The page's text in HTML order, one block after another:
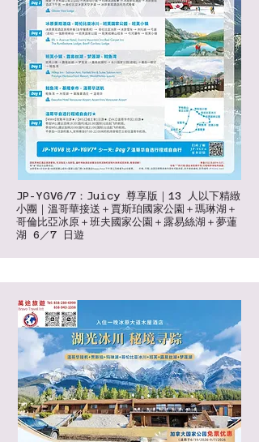
JP-YGV6/7：Juicy 尊享版｜13 人以下精緻
小團｜溫哥華接送＋賈斯珀國家公園＋瑪琳湖＋
哥倫比亞冰原＋班夫國家公園＋露易絲湖＋夢蓮
湖 6／7 日遊